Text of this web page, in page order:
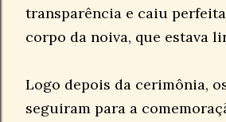
transparência e caiu
corpo da noiva, que estava
Logo depois da cerimônia,
seguiram para a